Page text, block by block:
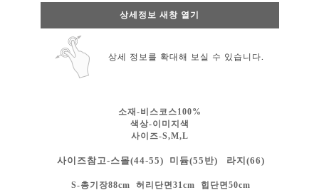
상세정보 새창 열기
상세 정보를 확대해 보실 수 있습니다.
소재-비스코스100%
색상-이미지색
사이즈-S,M,L
사이즈참고-스몰(44-55) 미듐(55반) 라지(66)
S-총기장88cm 허리단면31cm 힙단면50cm